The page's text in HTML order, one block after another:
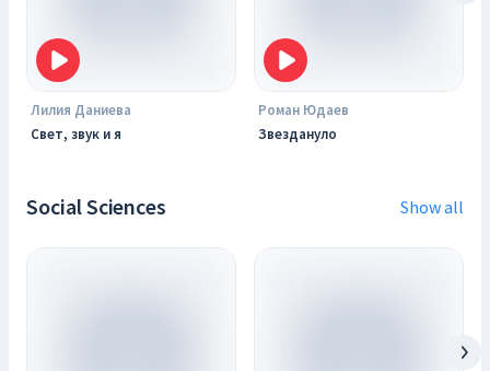
Лилия Даниева
Свет, звук и я
Роман Юдаев
Звездануло
Social Sciences Show all